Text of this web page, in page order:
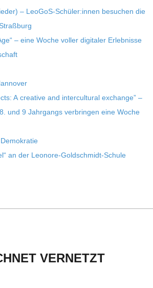
– LeoGoS-Schüler:innen besu­chen die
– eine Woche vol­ler digi­ta­ler Erleb­nisse
A crea­tive and inter­cul­tu­ral exch­ange” –
und 9 Jahr­gangs ver­brin­gen eine Woche
an der Leonore-Goldschmidt-Schule
VERNETZT